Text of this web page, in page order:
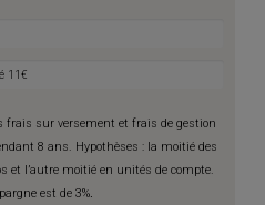
11€
frais sur versement et frais de gestion
8 ans. Hypothèses : la moitié des
et l’autre moitié en unités de compte.
est de 3%.